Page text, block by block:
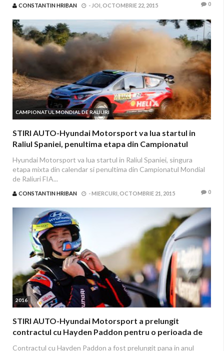
CONSTANTIN HRIBAN - JOI, OCTOMBRIE 22, 2015 0
CAMPIONATUL MONDIAL DE RALIURI
STIRI AUTO-Hyundai Motorsport va lua startul in
Raliul Spaniei, penultima etapa din Campionatul
Hyundai Motorsport va lua startul in Raliul Spaniei, singura
etapa mixta din calendar si penultima din Campionatul Mondial
de Raliuri FIA...
CONSTANTIN HRIBAN -MIERCURI, OCTOMBRIE 21, 2015 0
2016
STIRI AUTO-Hyundai Motorsport a prelungit
contractul cu Hayden Paddon pentru o perioada de
Contractul cu Hayden Paddon a fost prelungit pana in anul